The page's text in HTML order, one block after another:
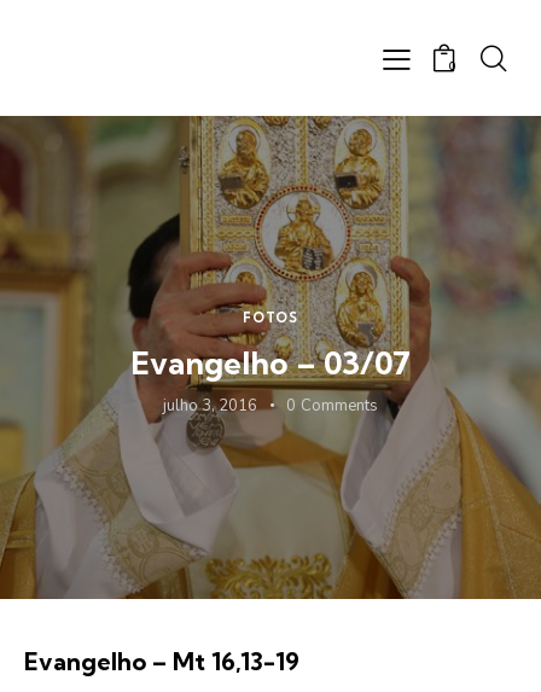
0
FOTOS
Evangelho – 03/07
julho 3, 2016 0 Comments
Evangelho – Mt 16,13-19